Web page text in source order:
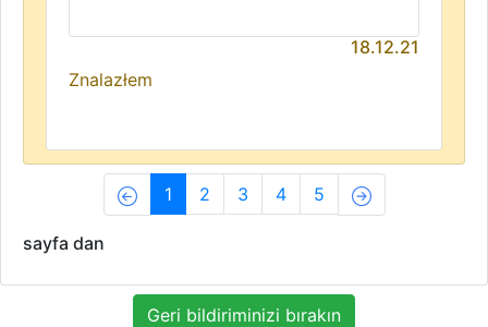
18.12.21
Znalazłem
1(current)
2 3 4 5
sayfa dan
Geri bildiriminizi bırakın